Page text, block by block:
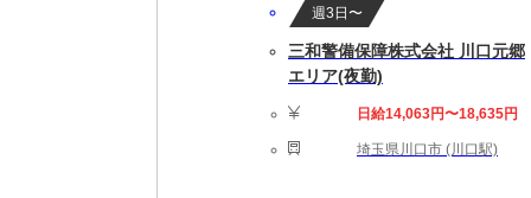
週3日〜
三和警備保障株式会社 川口元郷
エリア(夜勤)
日給14,063円〜18,635円
埼玉県川口市 (川口駅)